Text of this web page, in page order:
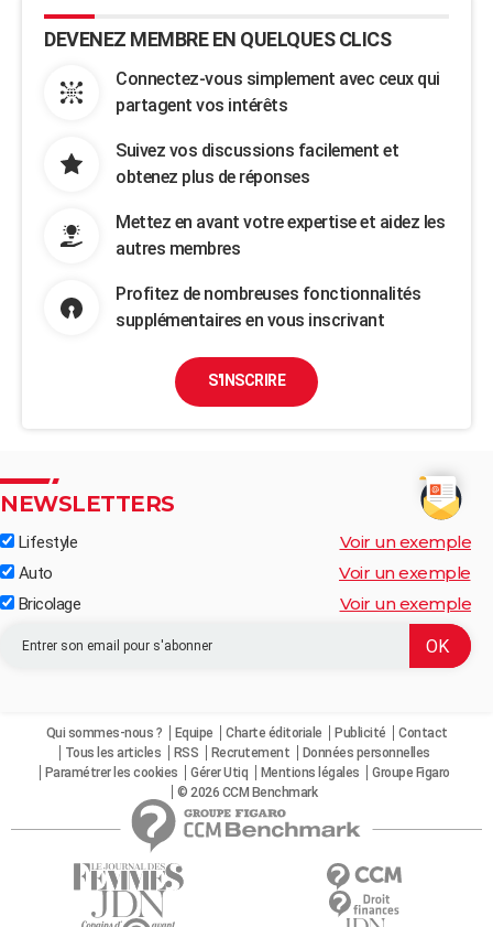
DEVENEZ MEMBRE EN QUELQUES CLICS
Connectez-vous simplement avec ceux qui
partagent vos intérêts
Suivez vos discussions facilement et
obtenez plus de réponses
Mettez en avant votre expertise et aidez les
autres membres
Profitez de nombreuses fonctionnalités
supplémentaires en vous inscrivant
S'INSCRIRE
NEWSLETTERS
Lifestyle Voir un exemple
Auto Voir un exemple
Bricolage Voir un exemple
Qui sommes-nous ? Equipe Charte éditoriale Publicité
Contact
Tous les articles
RSS Recrutement
Données personnelles
Paramétrer les cookies
Gérer Utiq Mentions légales
Groupe Figaro
© 2026 CCM Benchmark